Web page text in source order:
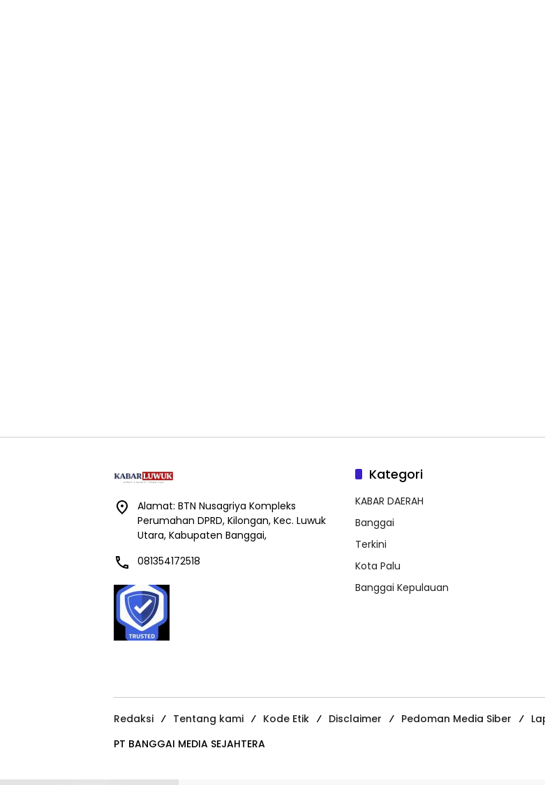
Alamat: BTN Nusagriya Kompleks
Perumahan DPRD, Kilongan, Kec. Luwuk
Utara, Kabupaten Banggai,
081354172518
Kategori
KABAR DAERAH
Banggai
Terkini
Kota Palu
Banggai Kepulauan
Redaksi Tentang kami Kode Etik Disclaimer Pedoman Media Siber
PT BANGGAI MEDIA SEJAHTERA